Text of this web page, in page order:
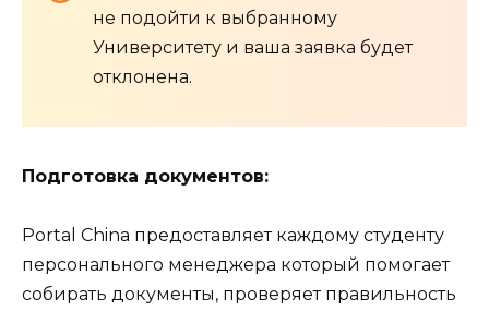
не подойти к выбранному
Университету и ваша заявка будет
отклонена.
Подготовка документов:
Portal China предоставляет каждому студенту
персонального менеджера который помогает
собирать документы, проверяет правильность